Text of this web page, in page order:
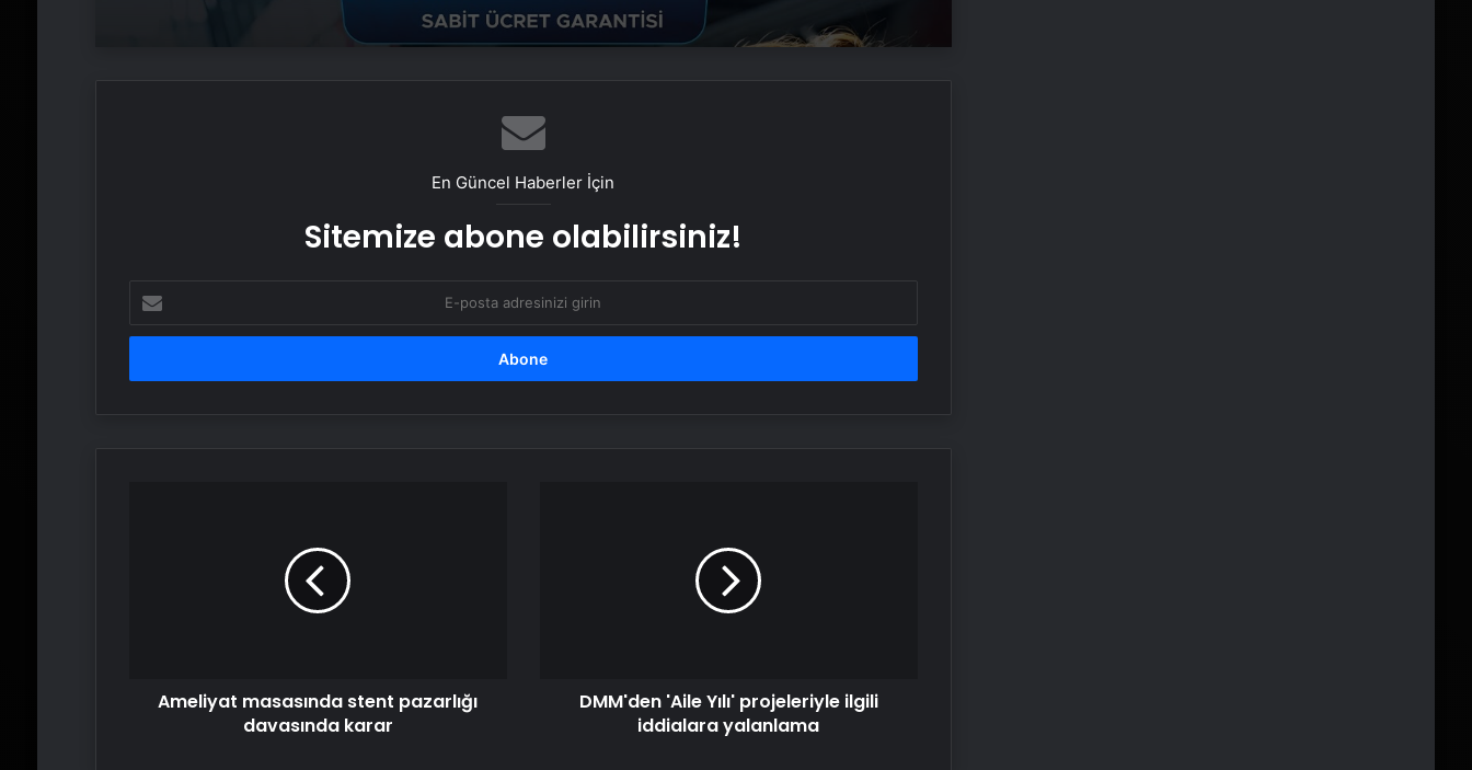
Esat Bey Shop ile Sosyal Medya
Serjoy : Dijital Medya Ajansı, Google
Reklam Ajansı, SEO Ajansı ve Web
En Güncel Haberler İçin
Sitemize abone olabilirsiniz!
posta
adresinizi
Ameliyat masasında stent pazarlığı
davasında karar
DMM'den 'Aile Yılı' projeleriyle ilgili
iddialara yalanlama